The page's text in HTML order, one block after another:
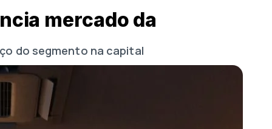
mercado da
do segmento na capital